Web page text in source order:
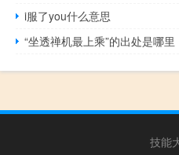
i服了you什么意思
“坐透禅机最上乘”的出处是哪里
技能